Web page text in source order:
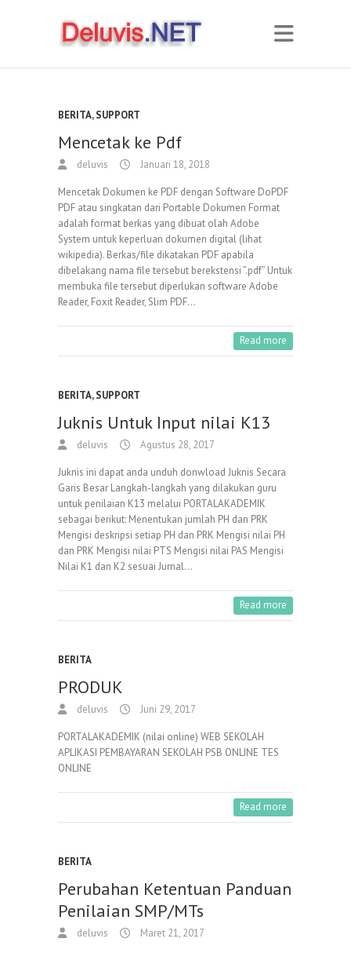
BERITA,SUPPORT
Mencetak ke Pdf
deluvis Januari 18, 2018
Mencetak Dokumen ke PDF dengan Software DoPDF
PDF atau singkatan dari Portable Dokumen Format
adalah format berkas yang dibuat olah Adobe
System untuk keperluan dokumen digital (lihat
wikipedia). Berkas/file dikatakan PDF apabila
dibelakang nama file tersebut berekstensi ”.pdf” Untuk
membuka file tersebut diperlukan software Adobe
Reader, Foxit Reader, Slim PDF…
Read more
BERITA,SUPPORT
Juknis Untuk Input nilai K13
deluvis Agustus 28, 2017
Juknis ini dapat anda unduh donwload Juknis Secara
Garis Besar Langkah-langkah yang dilakukan guru
untuk penilaian K13 melalui PORTALAKADEMIK
sebagai berikut: Menentukan jumlah PH dan PRK
Mengisi deskripsi setiap PH dan PRK Mengisi nilai PH
dan PRK Mengisi nilai PTS Mengisi nilai PAS Mengisi
Nilai K1 dan K2 sesuai Jurnal…
Read more
BERITA
PRODUK
deluvis Juni 29, 2017
PORTALAKADEMIK (nilai online) WEB SEKOLAH
APLIKASI PEMBAYARAN SEKOLAH PSB ONLINE TES
ONLINE
Read more
BERITA
Perubahan Ketentuan Panduan
Penilaian SMP/MTs
deluvis Maret 21, 2017